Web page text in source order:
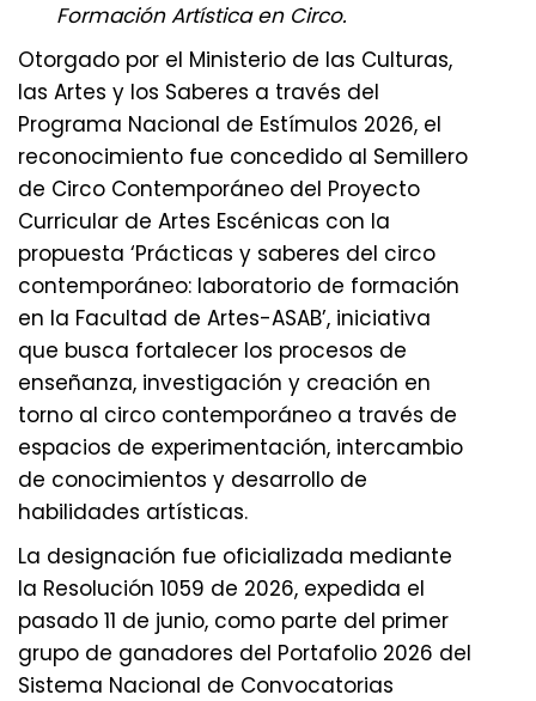
Formación Artística en Circo.
Otorgado por el Ministerio de las Culturas,
las Artes y los Saberes a través del
Programa Nacional de Estímulos 2026, el
reconocimiento fue concedido al Semillero
de Circo Contemporáneo del Proyecto
Curricular de Artes Escénicas con la
propuesta ‘Prácticas y saberes del circo
contemporáneo: laboratorio de formación
en la Facultad de Artes-ASAB’, iniciativa
que busca fortalecer los procesos de
enseñanza, investigación y creación en
torno al circo contemporáneo a través de
espacios de experimentación, intercambio
de conocimientos y desarrollo de
habilidades artísticas.
La designación fue oficializada mediante
la Resolución 1059 de 2026, expedida el
pasado 11 de junio, como parte del primer
grupo de ganadores del Portafolio 2026 del
Sistema Nacional de Convocatorias